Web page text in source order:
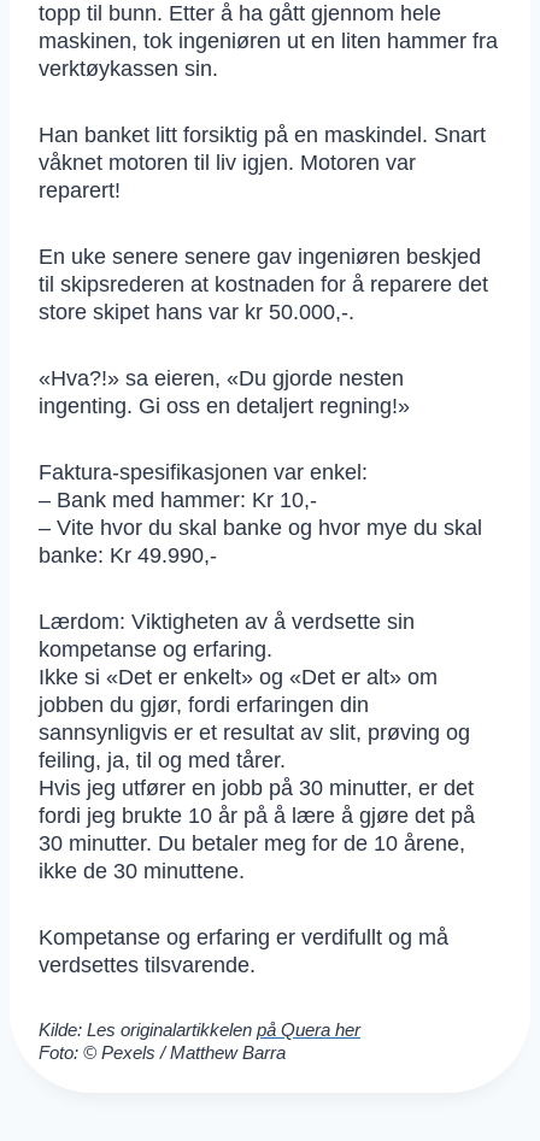
topp til bunn. Etter å ha gått gjennom hele
maskinen, tok ingeniøren ut en liten hammer fra
verktøykassen sin.
Han banket litt forsiktig på en maskindel. Snart
våknet motoren til liv igjen. Motoren var
reparert!
En uke senere senere gav ingeniøren beskjed
til skipsrederen at kostnaden for å reparere det
store skipet hans var kr 50.000,-.
«Hva?!» sa eieren, «Du gjorde nesten
ingenting. Gi oss en detaljert regning!»
Faktura-spesifikasjonen var enkel:
– Bank med hammer: Kr 10,-
– Vite hvor du skal banke og hvor mye du skal
banke: Kr 49.990,-
Lærdom: Viktigheten av å verdsette sin
kompetanse og erfaring.
Ikke si «Det er enkelt» og «Det er alt» om
jobben du gjør, fordi erfaringen din
sannsynligvis er et resultat av slit, prøving og
feiling, ja, til og med tårer.
Hvis jeg utfører en jobb på 30 minutter, er det
fordi jeg brukte 10 år på å lære å gjøre det på
30 minutter. Du betaler meg for de 10 årene,
ikke de 30 minuttene.
Kompetanse og erfaring er verdifullt og må
verdsettes tilsvarende.
Kilde: Les originalartikkelen på Quera her
Foto: © Pexels / Matthew Barra